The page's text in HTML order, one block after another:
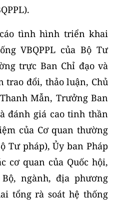
tình hình triển khai
VBQPPL của Bộ Tư
trực Ban Chỉ đạo và
trao đổi, thảo luận, Chủ
Mẫn, Trưởng Ban
đánh giá cao tinh thần
của Cơ quan thường
Tư pháp), Ủy ban Pháp
cơ quan của Quốc hội,
ngành, địa phương
tổng rà soát hệ thống